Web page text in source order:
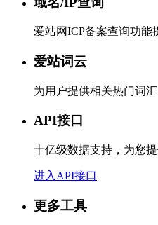
爱站网ICP备案查询功能
爱站词云
为用户提供相关热门词
API接口
十亿级数据支持，为您
进入API接口
更多工具